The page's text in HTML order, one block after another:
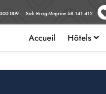
009 - Sidi Rizig-Megrine 58 141 412
Accueil Hôtels